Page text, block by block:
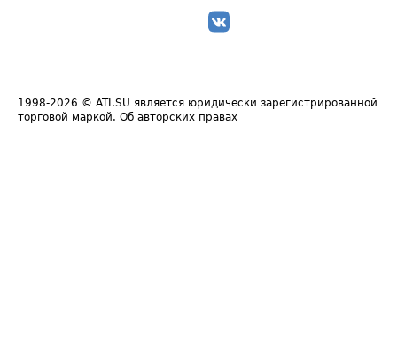
1998-2026 © ATI.SU является юридически зарегистрированной
торговой маркой. Об авторских правах